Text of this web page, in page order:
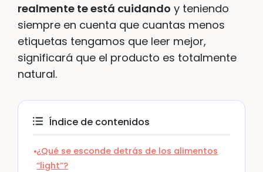
realmente te está cuidando y teniendo
siempre en cuenta que cuantas menos
etiquetas tengamos que leer mejor,
significará que el producto es totalmente
natural.
Índice de contenidos
¿Qué se esconde detrás de los alimentos
“light”?